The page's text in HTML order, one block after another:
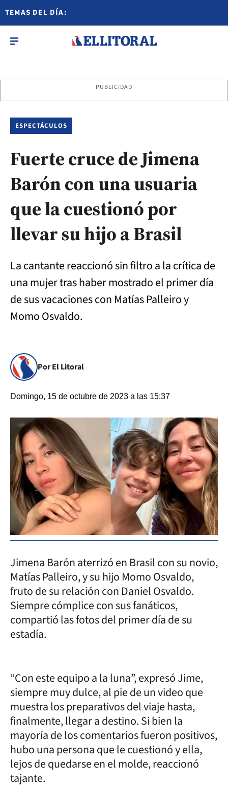
TEMAS DEL DÍA:
PUBLICIDAD
ESPECTÁCULOS
Fuerte cruce de Jimena
Barón con una usuaria
que la cuestionó por
llevar su hijo a Brasil
La cantante reaccionó sin filtro a la crítica de
una mujer tras haber mostrado el primer día
de sus vacaciones con Matías Palleiro y
Momo Osvaldo.
Por El Litoral
Domingo, 15 de octubre de 2023 a las 15:37
Jimena Barón aterrizó en Brasil con su novio,
Matías Palleiro, y su hijo Momo Osvaldo,
fruto de su relación con Daniel Osvaldo.
Siempre cómplice con sus fanáticos,
compartió las fotos del primer día de su
estadía.
“Con este equipo a la luna”, expresó Jime,
siempre muy dulce, al pie de un video que
muestra los preparativos del viaje hasta,
finalmente, llegar a destino. Si bien la
mayoría de los comentarios fueron positivos,
hubo una persona que le cuestionó y ella,
lejos de quedarse en el molde, reaccionó
tajante.